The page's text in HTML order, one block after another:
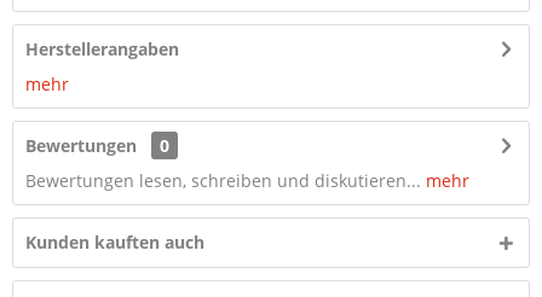
Herstellerangaben
mehr
Bewertungen
0
Bewertungen lesen, schreiben und diskutieren... mehr
Kunden kauften auch